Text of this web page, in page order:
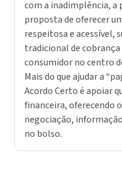
com a inadimplência,
proposta de oferecer
respeitosa e acessível,
tradicional de
consumidor no centro
Mais do que ajudar a
Acordo Certo é apoiar
financeira, oferecendo
negociação,
no bolso.